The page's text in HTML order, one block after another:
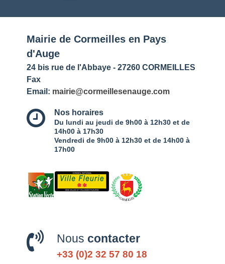
Mairie de Cormeilles en Pays
d'Auge
24 bis rue de l'Abbaye - 27260 CORMEILLES
Fax
Email: mairie@cormeillesenauge.com
Nos horaires
Du lundi au jeudi de 9h00 à 12h30 et de
14h00 à 17h30
Vendredi de 9h00 à 12h30 et de 14h00 à
17h00
Nous contacter
+33 (0)2 32 57 80 18